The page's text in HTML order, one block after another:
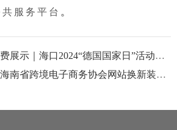
服务平台 。
示｜海口2024“德国国家日”活动商家招募
跨境电子商务协会网站换新装——新增会员查询等功能